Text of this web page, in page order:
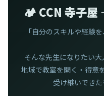
🏕️ CCN 寺子屋
「自分のスキルや経験
そんな先生になりたい大
地域で教室を開く・得意
受け継いできた